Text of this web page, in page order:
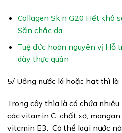
Collagen Skin G20 Hết khô
Săn chắc da
Tuệ đức hoàn nguyên vị Hỗ
dày thực quản
5/ Uống nước lá hoặc hạt thì là
Trong cây thìa là có chứa
các vitamin C, chất xơ,
vitamin B3. Có thể loại nước